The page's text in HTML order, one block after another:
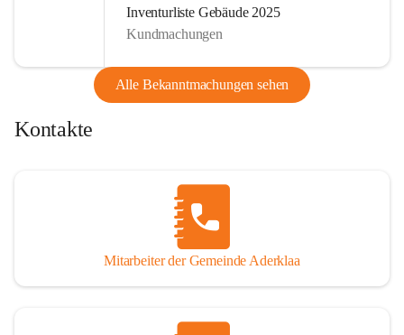
Inventurliste Gebäude 2025
Kundmachungen
Alle Bekanntmachungen sehen
Kontakte
Mitarbeiter der Gemeinde Aderklaa